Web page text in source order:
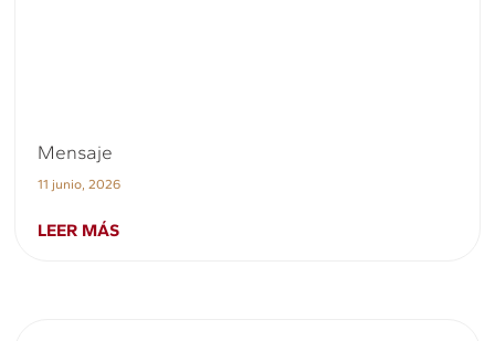
Mensaje
11 junio, 2026
LEER MÁS